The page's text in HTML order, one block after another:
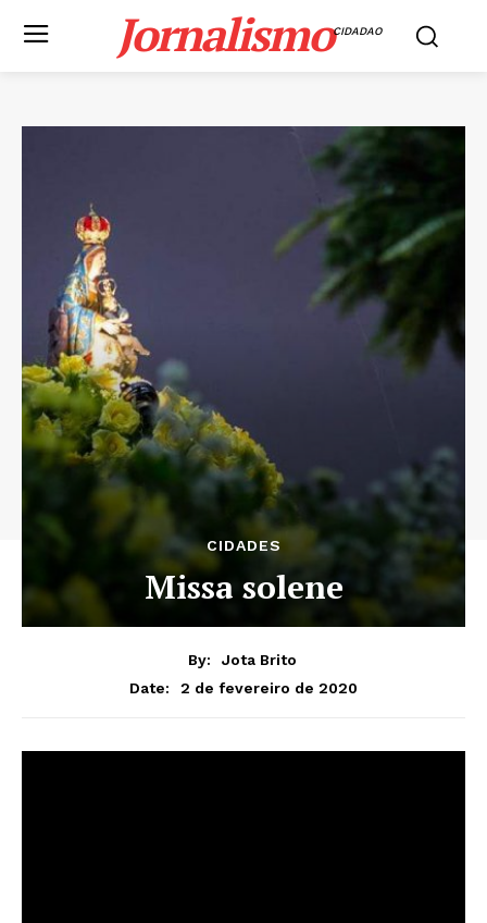
JornalismoCIDADAO
CIDADES
Missa solene
By:
Jota Brito
Date:
2 de fevereiro de 2020